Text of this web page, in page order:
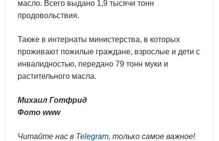
масло. Всего выдано 1,9 тысячи тонн
продовольствия.
Также в интернаты министерства, в которых
проживают пожилые граждане, взрослые и дети с
инвалидностью, передано 79 тонн муки и
растительного масла.
Михаил Готфрид
Фото www
Читайте нас в Telegram, только самое важное!